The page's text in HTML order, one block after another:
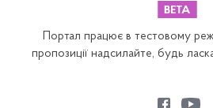
Портал працює в тестовому
пропозиції надсилайте, будь